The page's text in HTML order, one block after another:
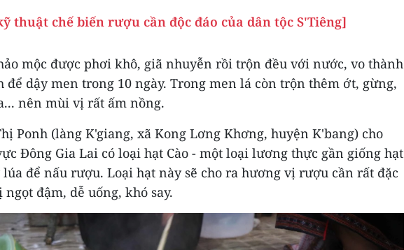
thuật chế biến rượu cần độc đáo của dân tộc S'Tiêng]
mộc được phơi khô, giã nhuyễn rồi trộn đều với nước, vo thành
để dậy men trong 10 ngày. Trong men lá còn trộn thêm ớt, gừng,
nên mùi vị rất ấm nồng.
Ponh (làng K'giang, xã Kong Lơng Khơng, huyện K'bang) cho
Đông Gia Lai có loại hạt Cào - một loại lương thực gần giống hạt
lúa để nấu rượu. Loại hạt này sẽ cho ra hương vị rượu cần rất đặc
đậm, dễ uống, khó say.